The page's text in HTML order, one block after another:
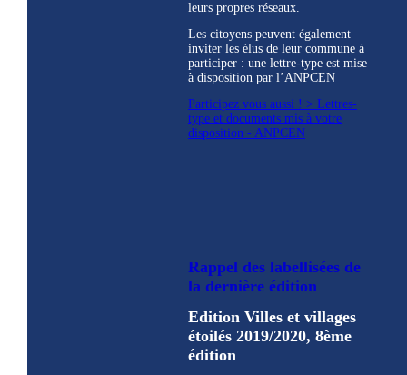
leurs propres réseaux.
Les citoyens peuvent également
inviter les élus de leur commune à
participer : une lettre-type est mise
à disposition par l’ANPCEN
Participez vous aussi ! > Lettres-
type et documents mis à votre
disposition - ANPCEN
Rappel des labellisées de
la dernière édition
Edition Villes et villages
étoilés 2019/2020, 8ème
édition